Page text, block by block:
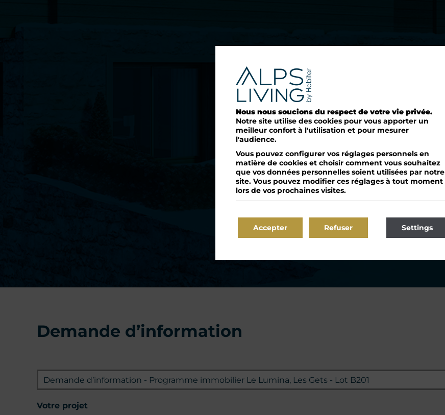
Demande d’information
Programme
Votre projet
Nous nous soucions du respect de votre vie privée.
Notre site utilise des cookies pour vous apporter un
meilleur confort à l'utilisation et pour mesurer
l'audience.
Vous pouvez configurer vos réglages personnels en
matière de cookies et choisir comment vous souhaitez
que vos données personnelles soient utilisées par notre
site. Vous pouvez modifier ces réglages à tout moment
lors de vos prochaines visites.
Accepter Settings
Refuser